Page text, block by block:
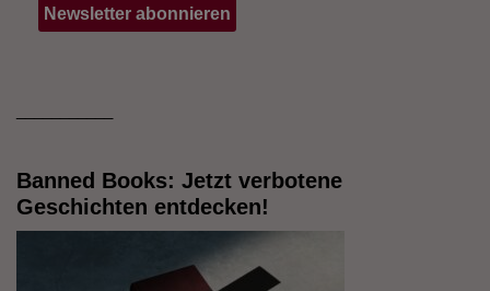
Banned Books: Jetzt verbotene
Geschichten entdecken!